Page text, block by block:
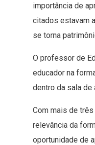
importância de
citados estavam
se torna
O professor de
educador na
dentro da sala de
Com mais de
relevância da
oportunidade de